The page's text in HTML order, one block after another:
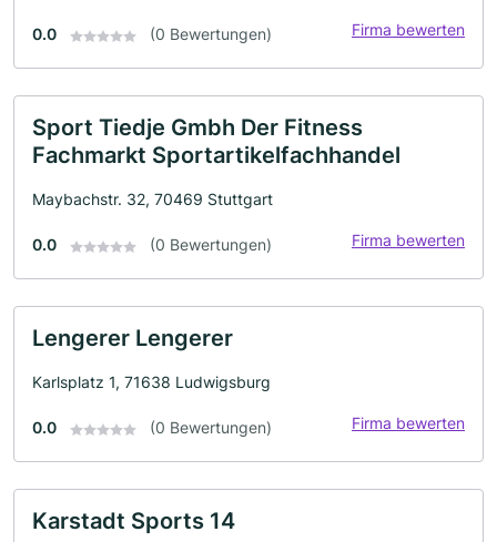
0.0 (0 Bewertungen) Firma bewerten
Sport Tiedje Gmbh Der Fitness
Fachmarkt Sportartikelfachhandel
Maybachstr. 32, 70469 Stuttgart
0.0 (0 Bewertungen) Firma bewerten
Lengerer Lengerer
Karlsplatz 1, 71638 Ludwigsburg
0.0 (0 Bewertungen) Firma bewerten
Karstadt Sports 14